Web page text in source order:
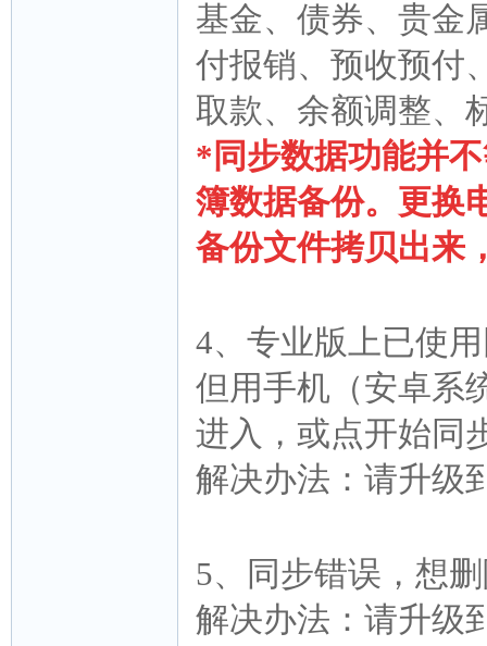
基金、债券、贵金
付报销、预收预付
取款、余额调整、
*同步数据功能并
簿数据备份。更换
备份文件拷贝出来
4、专业版上已使
但用手机（安卓系
进入，或点开始同
解决办法：请升级
5、同步错误，想
解决办法：请升级